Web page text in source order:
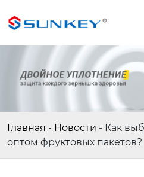
Главная - Новости - Как
оптом фруктовых пакетов?